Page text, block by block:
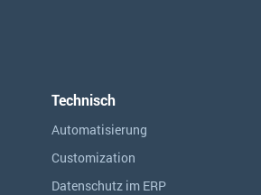
Technisch
Automatisierung
Customization
Datenschutz im ERP